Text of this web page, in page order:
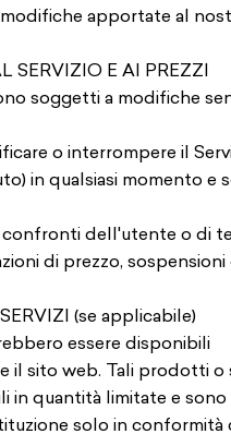
apportate al
SERVIZIO E AI PREZZI
soggetti a modifiche
o interrompere il
in qualsiasi momento e
confronti dell'utente o di
di prezzo, sospensioni
(se applicabile)
essere disponibili
il sito web. Tali prodotti o
in quantità limitate e sono
solo in conformità